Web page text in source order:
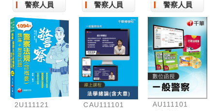
（警察特考
／一般警察
／警察升官
等）
考）
警察人員
2U111121
警察人員
CAU111101
警察人員
AU111101